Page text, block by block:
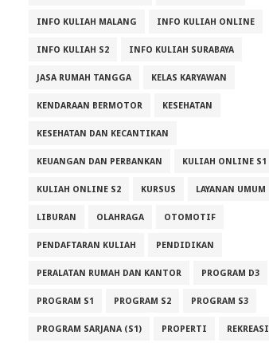
INFO KULIAH MALANG INFO KULIAH ONLINE
INFO KULIAH S2 INFO KULIAH SURABAYA
JASA RUMAH TANGGA KELAS KARYAWAN
KENDARAAN BERMOTOR KESEHATAN
KESEHATAN DAN KECANTIKAN
KEUANGAN DAN PERBANKAN KULIAH ONLINE S1
KULIAH ONLINE S2 KURSUS LAYANAN UMUM
LIBURAN OLAHRAGA OTOMOTIF
PENDAFTARAN KULIAH PENDIDIKAN
PERALATAN RUMAH DAN KANTOR PROGRAM D3
PROGRAM S1 PROGRAM S2 PROGRAM S3
PROGRAM SARJANA (S1) PROPERTI REKREASI